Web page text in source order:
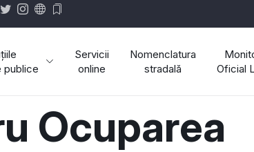
publice
Servicii
online
Nomenclatura
stradală
Oficial
Ocuparea